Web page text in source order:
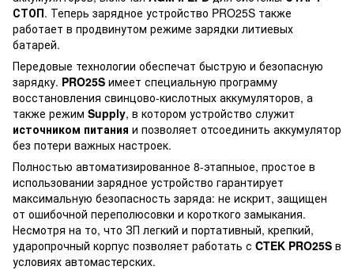
СТОП. Теперь зарядное устройство PRO25S также
работает в продвинутом режиме зарядки литиевых
батарей.
Передовые технологии обеспечат быструю и безопасную
зарядку. PRO25S имеет специальную программу
восстановления свинцово-кислотных аккумуляторов, а
также режим Supply, в котором устройство служит
источником питания и позволяет отсоединить аккумулятор
без потери важных настроек.
Полностью автоматизированное 8-этапныое, простое в
использовании зарядное устройство гарантирует
максимальную безопасность заряда: не искрит, защищен
от ошибочной переполюсовки и короткого замыкания.
Несмотря на то, что ЗП легкий и портативный, крепкий,
ударопрочный корпус позволяет работать с CTEK PRO25S в
условиях автомастерских.